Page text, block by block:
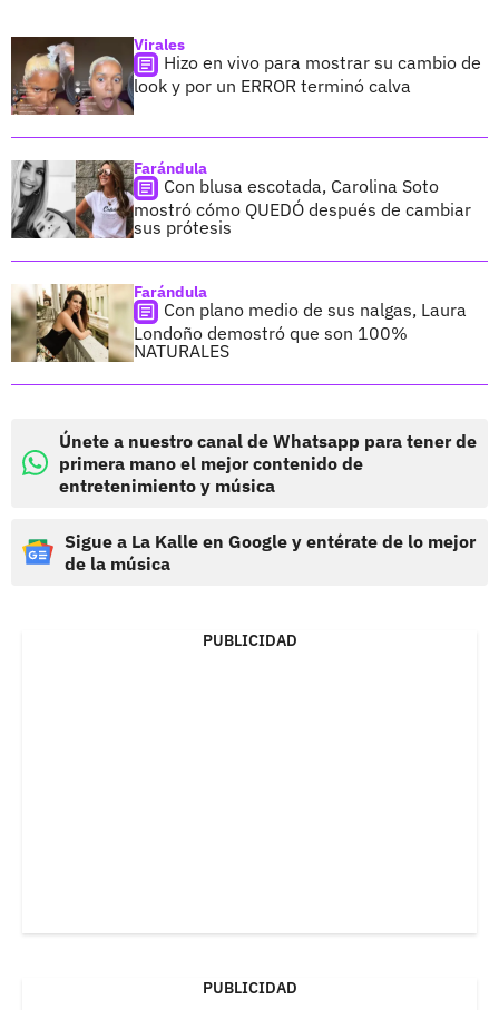
Virales
Hizo en vivo para mostrar su cambio de
look y por un ERROR terminó calva
Farándula
Con blusa escotada, Carolina Soto
mostró cómo QUEDÓ después de cambiar
sus prótesis
Farándula
Con plano medio de sus nalgas, Laura
Londoño demostró que son 100%
NATURALES
Únete a nuestro canal de Whatsapp para tener de
primera mano el mejor contenido de
entretenimiento y música
Sigue a La Kalle en Google y entérate de lo mejor
de la música
PUBLICIDAD
PUBLICIDAD